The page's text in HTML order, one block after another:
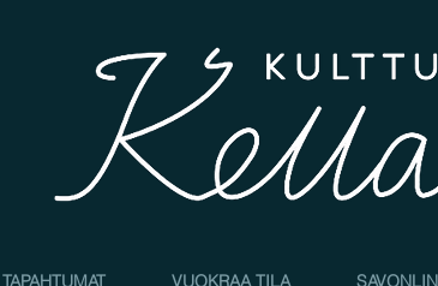
TAPAHTUMAT VUOKRAA TILA